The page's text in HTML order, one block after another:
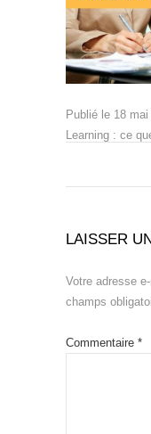
Publié le 18 mai
Learning : ce
LAISSER
Votre adresse
champs
Commentaire *